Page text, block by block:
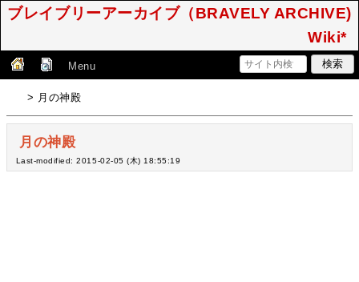
ブレイブリーアーカイブ（BRAVELY ARCHIVE)
Wiki*
Menu
> 月の神殿
月の神殿
Last-modified: 2015-02-05 (木) 18:55:19